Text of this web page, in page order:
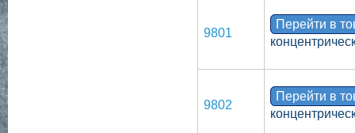
9801
Перейти в
9802
Перейти в